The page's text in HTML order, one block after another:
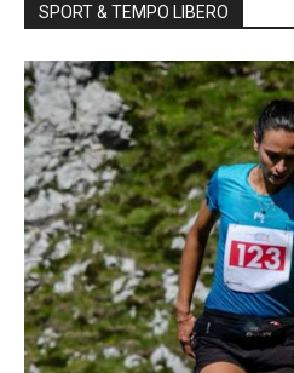
SPORT & TEMPO LIBERO